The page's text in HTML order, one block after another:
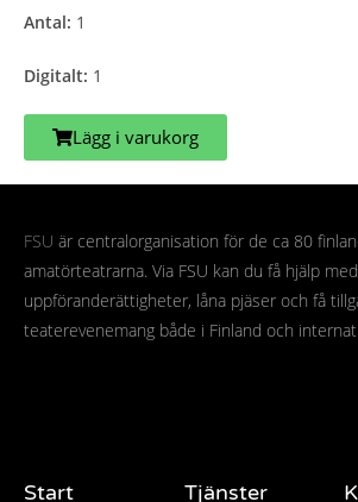
Antal: 1
Digitalt: 1
Lägg i varukorg
FSU är centralorganisation för de ca 80
amatörteatrarna. Via FSU kan du få hjälp med
uppföranderättigheter, låna pjäser och få
teaterevenemang både i Finland och
Start Tjänster